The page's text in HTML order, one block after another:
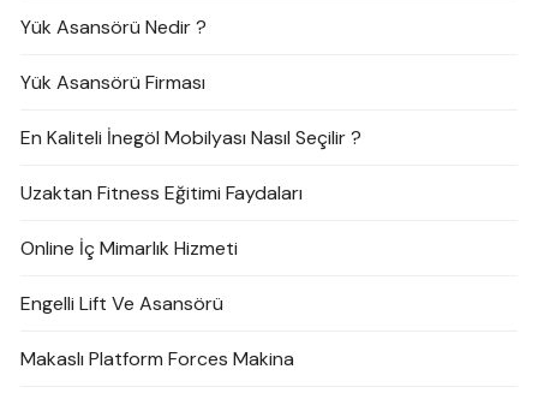
Yük Asansörü Nedir ?
Yük Asansörü Firması
En Kaliteli İnegöl Mobilyası Nasıl Seçilir ?
Uzaktan Fitness Eğitimi Faydaları
Online İç Mimarlık Hizmeti
Engelli Lift Ve Asansörü
Makaslı Platform Forces Makina